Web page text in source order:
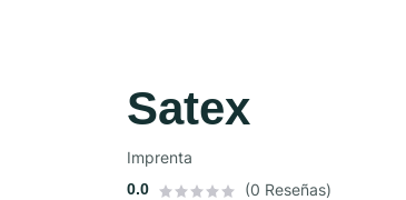
Satex
Imprenta
0.0 (0 Reseñas)